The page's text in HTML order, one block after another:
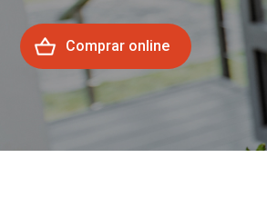
Comprar online